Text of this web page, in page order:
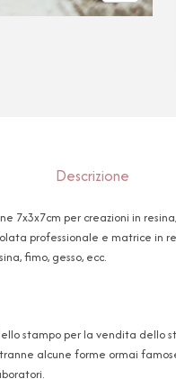
Descrizione
7x3x7cm per creazioni in
professionale e matrice in
fimo, gesso, ecc.
stampo per la vendita dello
alcune forme ormai